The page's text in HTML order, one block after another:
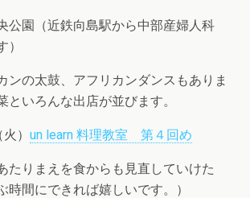
園（近鉄向島駅から中部産婦人科
ンの太鼓、アフリカンダンスもありま
といろんな出店が並びます。
） un learn 料理教室 第４回め
たりまえを食からも見直していけた
時間にできれば嬉しいです。）